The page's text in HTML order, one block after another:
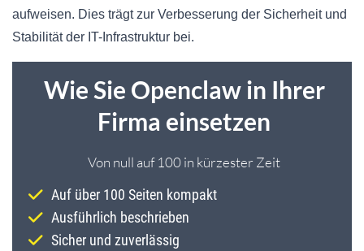
aufweisen. Dies trägt zur Verbesserung der Sicherheit und
Stabilität der IT-Infrastruktur bei.